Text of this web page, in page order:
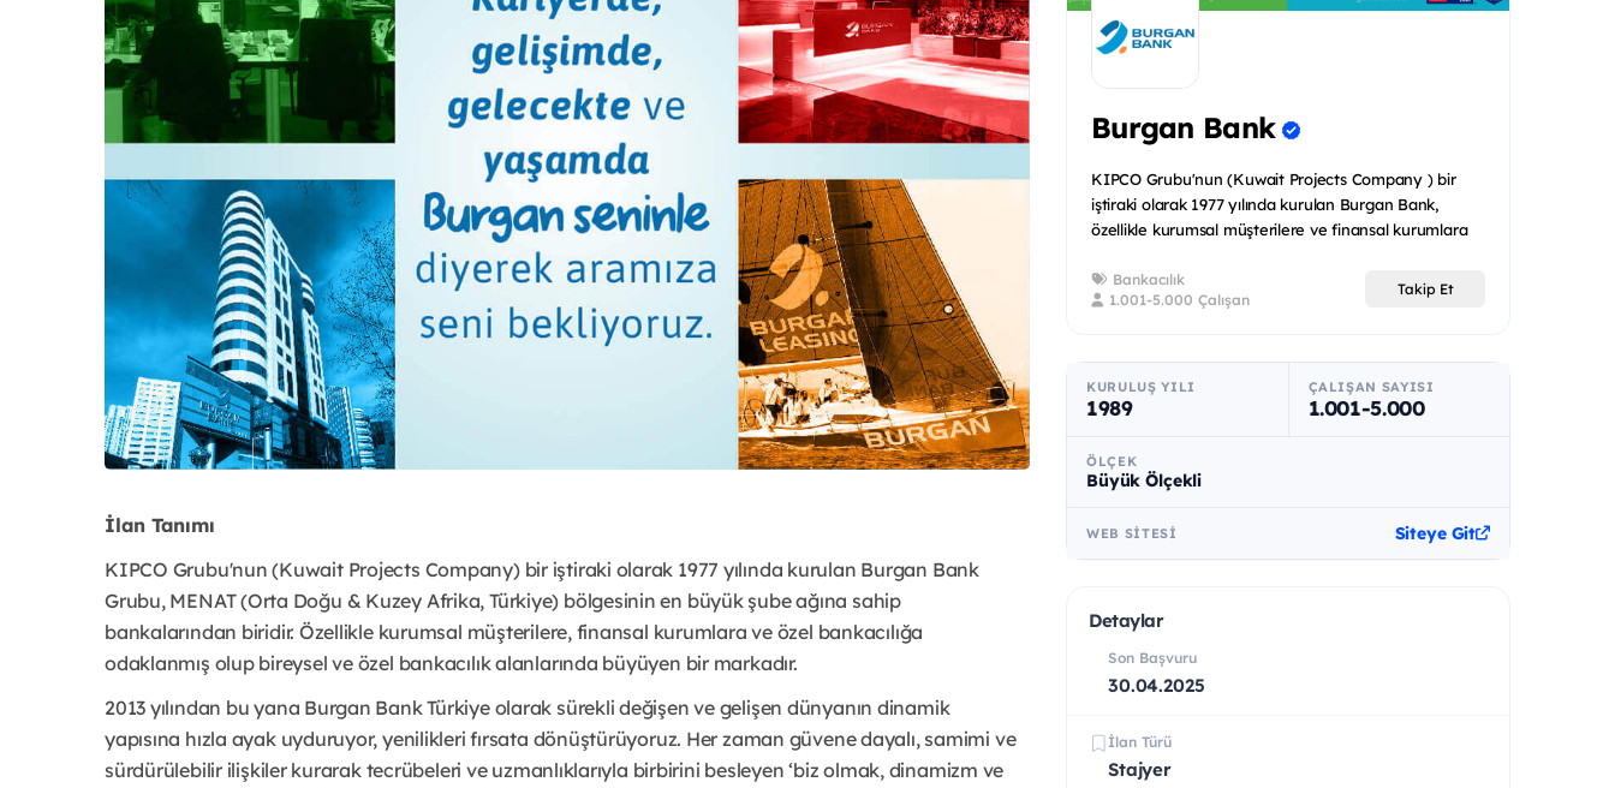
İlan Tanımı
KIPCO Grubu'nun (Kuwait Projects Company) bir iştiraki olarak 1977 yılında kurulan Burgan Bank
Grubu, MENAT (Orta Doğu & Kuzey Afrika, Türkiye) bölgesinin en büyük şube ağına sahip
bankalarından biridir. Özellikle kurumsal müşterilere, finansal kurumlara ve özel bankacılığa
odaklanmış olup bireysel ve özel bankacılık alanlarında büyüyen bir markadır.
2013 yılından bu yana Burgan Bank Türkiye olarak sürekli değişen ve gelişen dünyanın dinamik
yapısına hızla ayak uyduruyor, yenilikleri fırsata dönüştürüyoruz. Her zaman güvene dayalı, samimi ve
sürdürülebilir ilişkiler kurarak tecrübeleri ve uzmanlıklarıyla birbirini besleyen ‘biz olmak, dinamizm ve
Burgan Bank
KIPCO Grubu'nun (Kuwait Projects Company ) bir
iştiraki olarak 1977 yılında kurulan Burgan Bank,
özellikle kurumsal müşterilere ve finansal kurumlara
Bankacılık
1.001-5.000 Çalışan
Takip Et
KURULUŞ YILI
1989
ÇALIŞAN SAYISI
1.001-5.000
ÖLÇEK
Büyük Ölçekli
WEB SITESI Siteye Git
Detaylar
Son Başvuru
30.04.2025
İlan Türü
Stajyer